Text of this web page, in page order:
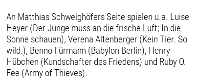
An Matthias Schweighöfers Seite spielen u.a. Luise
Heyer (Der Junge muss an die frische Luft; In die
Sonne schauen), Verena Altenberger (Kein Tier. So
wild.), Benno Fürmann (Babylon Berlin), Henry
Hübchen (Kundschafter des Friedens) und Ruby O.
Fee (Army of Thieves).